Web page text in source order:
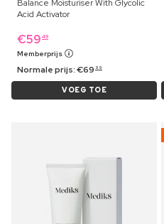
Balance Moisturiser With Glycolic
Acid Activator
€59 49
Memberprijs
Normale prijs:€69 99
VOEG TOE